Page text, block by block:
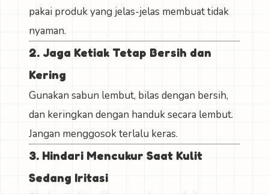
pakai produk yang jelas-jelas membuat tidak
nyaman.
2. Jaga Ketiak Tetap Bersih dan
Kering
Gunakan sabun lembut, bilas dengan bersih,
dan keringkan dengan handuk secara lembut.
Jangan menggosok terlalu keras.
3. Hindari Mencukur Saat Kulit
Sedang Iritasi